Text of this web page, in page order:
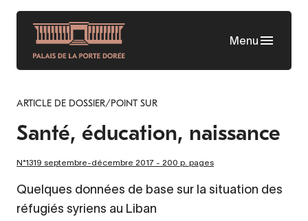
Aller
contenu
principal
Menu
ARTICLE DE DOSSIER/POINT SUR
Santé, éducation, naissance
N°1319 septembre-décembre 2017 - 200 p. pages
Quelques données de base sur la situation des
réfugiés syriens au Liban